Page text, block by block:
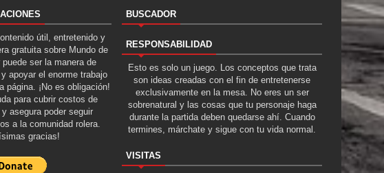
útil, entretenido y
gratuita sobre Mundo de
ser la manera de
apoyar el enorme trabajo
página. ¡No es obligación!
para cubrir costos de
asegura poder seguir
a la comunidad rolera.
gracias!
BUSCADOR
RESPONSABILIDAD
Esto es solo un juego. Los conceptos que trata
son ideas creadas con el fin de entretenerse
exclusivamente en la mesa. No eres un ser
sobrenatural y las cosas que tu personaje haga
durante la partida deben quedarse ahí. Cuando
termines, márchate y sigue con tu vida normal.
VISITAS